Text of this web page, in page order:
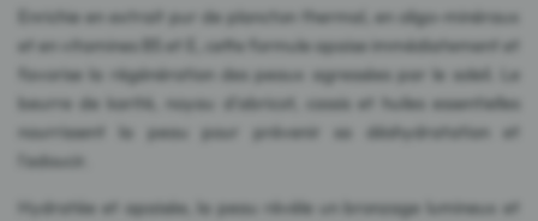
Enrichie en extrait pur de plancton thermal, en oligo-minéraux
et en vitamines B5 et E, cette formule apaise immédiatement et
favorise la régénération des peaux agressées par le soleil. Le
beurre de karité, noyau d'abricot, cassis et huiles essentielles
nourrissent la peau pour prévenir sa déshydratation et
l'adoucir.
Hydratée et apaisée, la peau révèle un bronzage lumineux et